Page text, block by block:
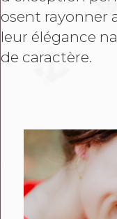
osent rayonner
leur élégance
de caractère.